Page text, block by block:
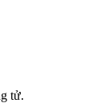
tử.